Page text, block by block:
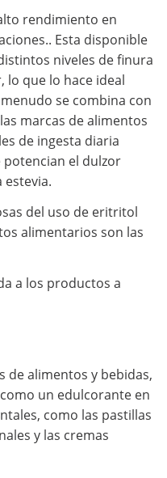
rendimiento en
Esta disponible
niveles de finura
lo que lo hace ideal
se combina con
marcas de alimentos
de ingesta diaria
el dulzor
estevia.
del uso de eritritol
alimentarios son las
a los productos a
de alimentos y bebidas,
un edulcorante en
como las pastillas
y las cremas